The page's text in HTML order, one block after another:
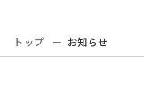
トップ お知らせ